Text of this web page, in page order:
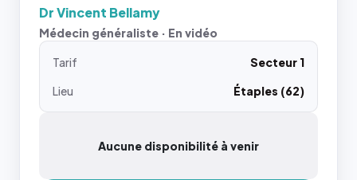
Dr Vincent Bellamy
Médecin généraliste · En vidéo
Tarif
Secteur 1
Lieu
Étaples (62)
Aucune disponibilité à venir